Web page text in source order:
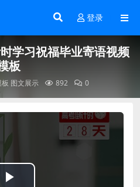
登录
学习祝福毕业寄语视频
板
板 图文展示 892 0